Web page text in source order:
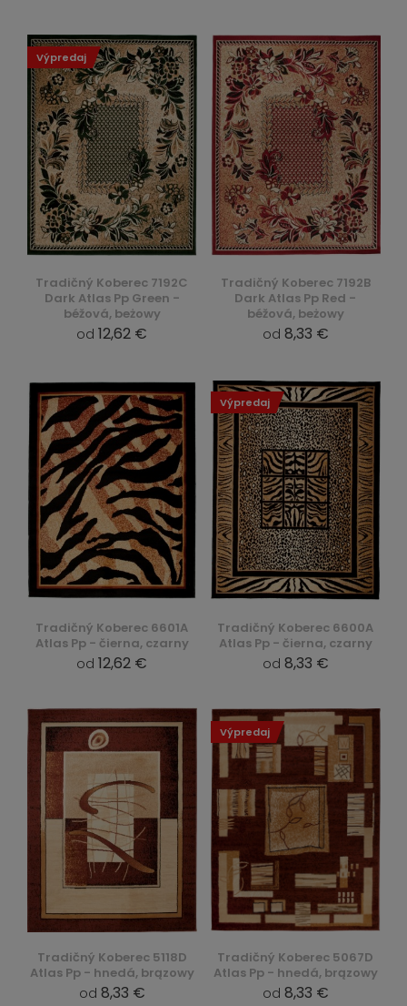
Tradičný Koberec 7192C
Dark Atlas Pp Green -
béžová, beżowy
od 12,62 €
Výpredaj
Tradičný Koberec 7192B
Dark Atlas Pp Red -
béžová, beżowy
od 8,33 €
Tradičný Koberec 6601A
Atlas Pp - čierna, czarny
od 12,62 €
Tradičný Koberec 6600A
Atlas Pp - čierna, czarny
od 8,33 €
Výpredaj
Tradičný Koberec 5118D
Atlas Pp - hnedá, brązowy
od 8,33 €
Tradičný Koberec 5067D
Atlas Pp - hnedá, brązowy
od 8,33 €
Výpredaj